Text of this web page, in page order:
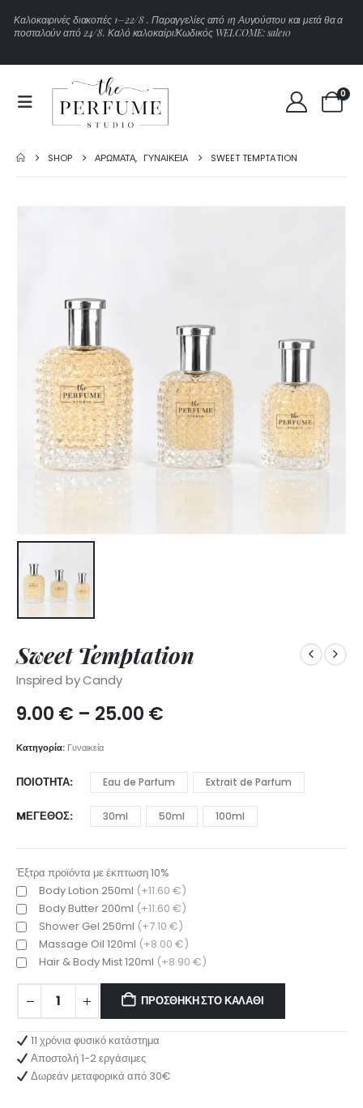
Καλοκαιρινέςδιακοπές 1–22/8. Παραγγελίες από 1η Αυγούστου και μετά θαα
ποσταλούναπό 24/8. Καλό καλοκαίρι!Κωδικός WELCOME: sale10
0
SHOP ΑΡΏΜΑΤΑ, ΓΥΝΑΙΚΕΊΑ SWEET TEMPTATION
Sweet Temptation
Inspired by Candy
9.00 € – 25.00 €
through
25.00 €
Κατηγορία: Γυναικεία
ΠΟΙΌΤΗΤΑ Eau de Parfum Extrait de Parfum
MΈΓΕΘΟΣ 30ml 50ml 100ml
Έξτρα προϊόντα με έκπτωση 10%
Body Lotion 250ml (+11.60 €)
Body Butter 200ml (+11.60 €)
Shower Gel 250ml (+7.10 €)
Massage Oil 120ml (+8.00 €)
Hair & Body Mist 120ml (+8.90 €)
ΠΡΟΣΘΉΚΗ ΣΤΟ ΚΑΛΆΘΙ
11 χρόνια φυσικό κατάστημα
Αποστολή 1-2 εργάσιμες
Δωρεάν μεταφορικά από 30€